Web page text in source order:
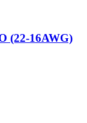
(22-16AWG)